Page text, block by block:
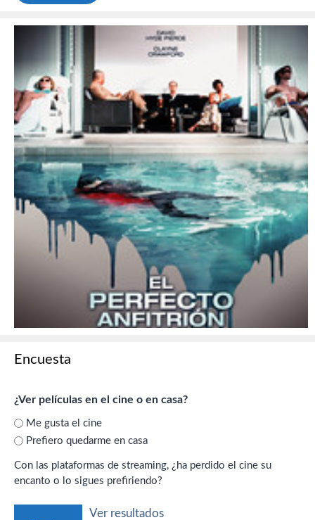
Encuesta
¿Ver películas en el cine o en casa?
Me gusta el cine
Prefiero quedarme en casa
Con las plataformas de streaming, ¿ha perdido el cine su
encanto o lo sigues prefiriendo?
Ver resultados